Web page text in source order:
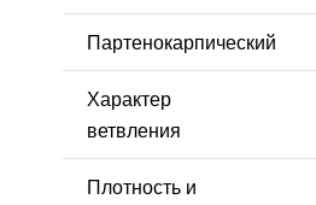
Партенокарпический
Характер
ветвления
Плотность и